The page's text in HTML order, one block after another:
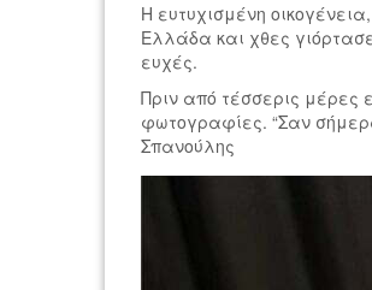
Η ευτυχισμένη
Ελλάδα και χθες
ευχές.
Πριν από τέσσερις μέρες
φωτογραφίες. “Σαν
Σπανούλης